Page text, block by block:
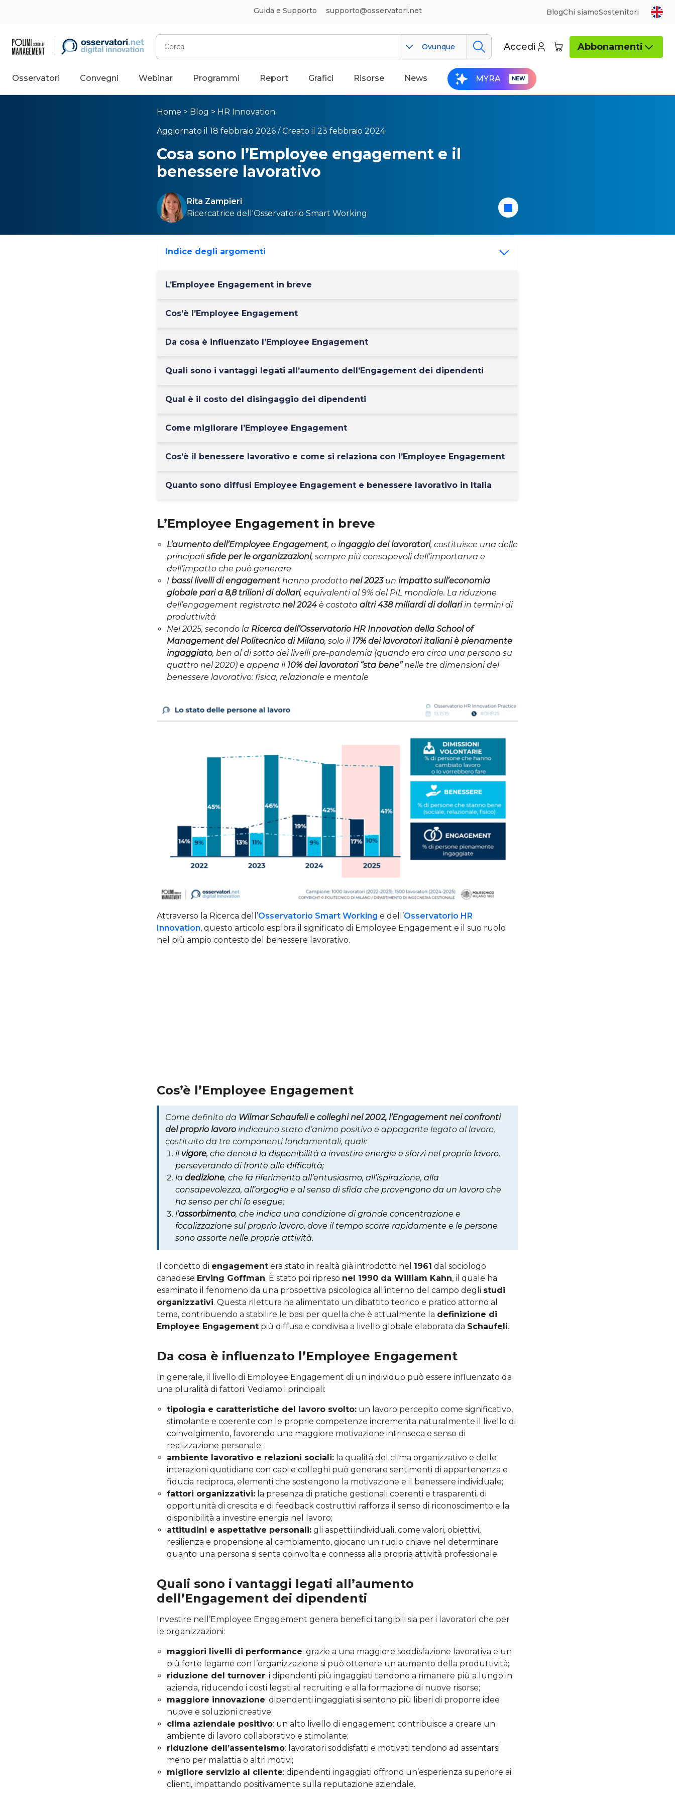
Guida e Supporto supporto@osservatori.net BlogChi siamoSostenitori
Cerca
Ovunque Accedi Abbonamenti
Osservatori Convegni Webinar Programmi Report Grafici Risorse News MYRA
Home > Blog > HR Innovation
Aggiornato il 18 febbraio 2026 / Creato il 23 febbraio 2024
Cosa sono l’Employee engagement e il
benessere lavorativo
Rita Zampieri
Ricercatrice dell'Osservatorio Smart Working
Indice degli argomenti
L’Employee Engagement in breve
Cos’è l’Employee Engagement
Da cosa è influenzato l’Employee Engagement
Quali sono i vantaggi legati all’aumento dell’Engagement dei dipendenti
Qual è il costo del disingaggio dei dipendenti
Come migliorare l’Employee Engagement
Cos’è il benessere lavorativo e come si relaziona con l’Employee Engagement
Quanto sono diffusi Employee Engagement e benessere lavorativo in Italia
L’Employee Engagement in breve
L’aumento dell’Employee Engagement, o ingaggio dei lavoratori, costituisce una delle
principalisfide per le organizzazioni, sempre più consapevoli dell’importanza e
dell’impatto che può generare
I bassi livelli di engagement hanno prodotto nel 2023un impatto sull’economia
globale pari a 8,8 trilioni di dollari, equivalenti al 9% del PIL mondiale. La riduzione
dell’engagement registrata nel 2024 è costata altri 438 miliardi di dollariin termini di
produttività
Nel 2025, secondo la Ricerca dell’Osservatorio HR Innovation della School of
Management del Politecnico di Milano, solo il 17% dei lavoratori italiani è pienamente
ingaggiato, ben al di sotto dei livelli pre-pandemia (quando era circa una persona su
quattro nel 2020) e appena il 10% dei lavoratori “sta bene”nelle tre dimensioni del
benessere lavorativo: fisica, relazionale e mentale
Attraverso la Ricerca dell’Osservatorio Smart Working e dell’Osservatorio HR
Innovation, questo articolo esplora il significato di Employee Engagement e il suo ruolo
nel più ampio contesto del benessere lavorativo.
Cos’è l’Employee Engagement
Come definito da Wilmar Schaufeli e colleghi nel 2002, l’Engagement nei confronti
del proprio lavoro indicauno stato d’animo positivo e appagante legato al lavoro,
costituito da tre componenti fondamentali, quali:
ilvigore, che denota la disponibilità a investire energie e sforzi nel proprio lavoro,
perseverando di fronte alle difficoltà;
la dedizione, che fa riferimento all’entusiasmo, all’ispirazione, alla
consapevolezza, all’orgoglio e al senso di sfida che provengono da un lavoro che
ha senso per chi lo esegue;
l’assorbimento, che indica una condizione di grande concentrazione e
focalizzazione sul proprio lavoro, dove il tempo scorre rapidamente e le persone
sono assorte nelle proprie attività.
Il concetto di engagement era stato in realtà già introdotto nel 1961 dal sociologo
canadese Erving Goffman. È stato poi ripreso nel 1990 da William Kahn, il quale ha
esaminato il fenomeno da una prospettiva psicologica all’interno del campo degli studi
organizzativi. Questa rilettura ha alimentato un dibattito teorico e pratico attorno al
tema, contribuendo a stabilire le basi per quella che è attualmente la definizione di
Employee Engagement più diffusa e condivisa a livello globale elaborata da Schaufeli.
Da cosa è influenzato l’Employee Engagement
In generale, il livello di Employee Engagement di un individuo può essere influenzato da
una pluralità di fattori. Vediamo i principali:
tipologia e caratteristiche del lavoro svolto: un lavoro percepito come significativo,
stimolante e coerente con le proprie competenze incrementa naturalmente il livello di
coinvolgimento, favorendo una maggiore motivazione intrinseca e senso di
realizzazione personale;
ambiente lavorativo e relazioni sociali: la qualità del clima organizzativo e delle
interazioni quotidiane con capi e colleghi può generare sentimenti di appartenenza e
fiducia reciproca, elementi che sostengono la motivazione e il benessere individuale;
fattori organizzativi: la presenza di pratiche gestionali coerenti e trasparenti, di
opportunità di crescita e di feedback costruttivi rafforza il senso di riconoscimento e la
disponibilità a investire energia nel lavoro;
attitudini e aspettative personali: gli aspetti individuali, come valori, obiettivi,
resilienza e propensione al cambiamento, giocano un ruolo chiave nel determinare
quanto una persona si senta coinvolta e connessa alla propria attività professionale.
Quali sono i vantaggi legati all’aumento
dell’Engagement dei dipendenti
Investire nell’Employee Engagement genera benefici tangibili sia per i lavoratori che per
le organizzazioni:
maggiori livelli di performance: grazie a una maggiore soddisfazione lavorativa e un
più forte legame con l’organizzazione si può ottenere un aumento della produttività;
riduzione del turnover: i dipendenti più ingaggiati tendono a rimanere più a lungo in
azienda, riducendo i costi legati al recruiting e alla formazione di nuove risorse;
maggiore innovazione: dipendenti ingaggiati si sentono più liberi di proporre idee
nuove e soluzioni creative;
clima aziendale positivo: un alto livello di engagement contribuisce a creare un
ambiente di lavoro collaborativo e stimolante;
riduzione dell’assenteismo: lavoratori soddisfatti e motivati tendono ad assentarsi
meno per malattia o altri motivi;
migliore servizio al cliente: dipendenti ingaggiati offrono un’esperienza superiore ai
clienti, impattando positivamente sulla reputazione aziendale.